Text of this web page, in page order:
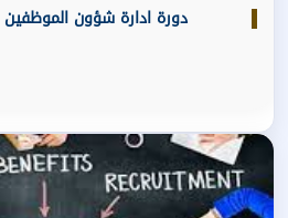
دورة ادارة شؤون